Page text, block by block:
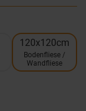
120x120cm
Bodenfliese /
Wandfliese